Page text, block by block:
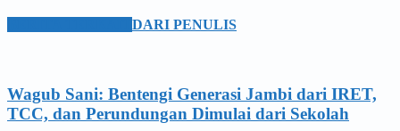
DARI PENULIS
Wagub Sani: Bentengi Generasi Jambi dari IRET,
TCC, dan Perundungan Dimulai dari Sekolah